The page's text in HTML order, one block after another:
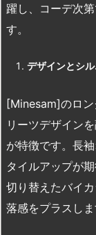
躍し、コーデ次
す。
デザインとシ
[Minesam]のロ
リーツデザイン
が特徴です。長
タイルアップが
切り替えたバイ
落感をプラスしま